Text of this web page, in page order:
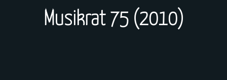
Musikrat 75 (2010)